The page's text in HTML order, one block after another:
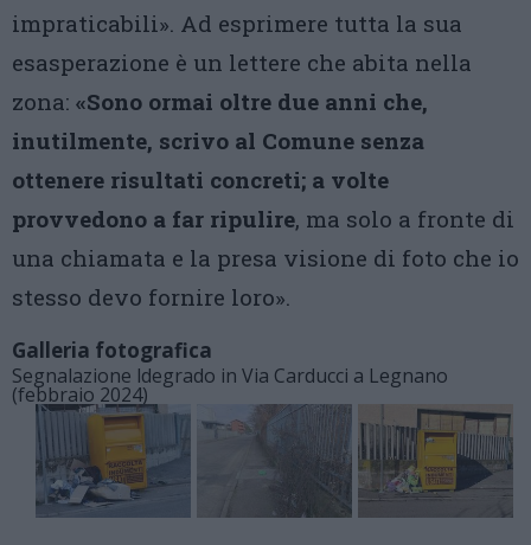
impraticabili». Ad esprimere tutta la sua
esasperazione è un lettere che abita nella
zona: «Sono ormai oltre due anni che,
inutilmente, scrivo al Comune senza
ottenere risultati concreti; a volte
provvedono a far ripulire, ma solo a fronte di
una chiamata e la presa visione di foto che io
stesso devo fornire loro».
Galleria fotografica
Segnalazione ldegrado in Via Carducci a Legnano
(febbraio 2024)